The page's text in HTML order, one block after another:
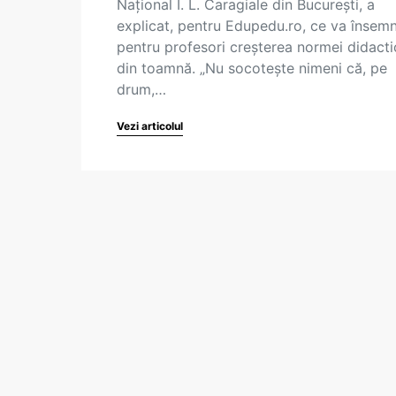
Național I. L. Caragiale din București, a
explicat, pentru Edupedu.ro, ce va
pentru profesori creșterea normei
din toamnă. „Nu socotește nimeni că, pe
drum,…
Vezi articolul